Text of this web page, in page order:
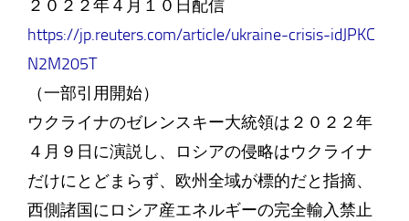
２０２２年４月１０日配信
https://jp.reuters.com/article/ukraine-crisis-idJPKC
N2M205T
（一部引用開始）
ウクライナのゼレンスキー大統領は２０２２年
４月９日に演説し、ロシアの侵略はウクライナ
だけにとどまらず、欧州全域が標的だと指摘、
西側諸国にロシア産エネルギーの完全輸入禁止